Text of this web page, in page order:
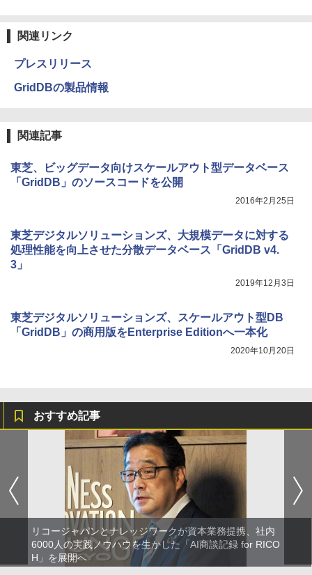
関連リンク
プレスリリース
GridDBの製品情報
関連記事
東芝、ビッグデータ向けスケールアウト型データベース
「GridDB」のソースコードを公開
2016年2月25日
東芝デジタルソリューションズ、大規模データに対する
処理性能を向上させた分散データベース「GridDB v4.
3」
2019年12月3日
東芝デジタルソリューションズ、スケールアウト型DB
「GridDB」の商用版をEnterprise Editionへ一本化
2020年10月20日
おすすめ記事
リコージャパンとナレッジワークが資本業務提携、社内
6000人の実践ノウハウを生かした「AI商談記録 for RICO
H」を展開へ